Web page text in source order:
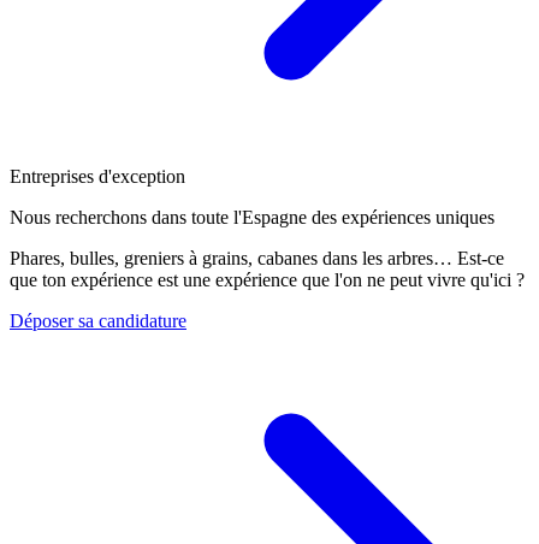
Entreprises d'exception
Nous recherchons dans toute l'Espagne des expériences uniques
Phares, bulles, greniers à grains, cabanes dans les arbres… Est-ce
que ton expérience est une expérience que l'on ne peut vivre qu'ici ?
Déposer sa candidature